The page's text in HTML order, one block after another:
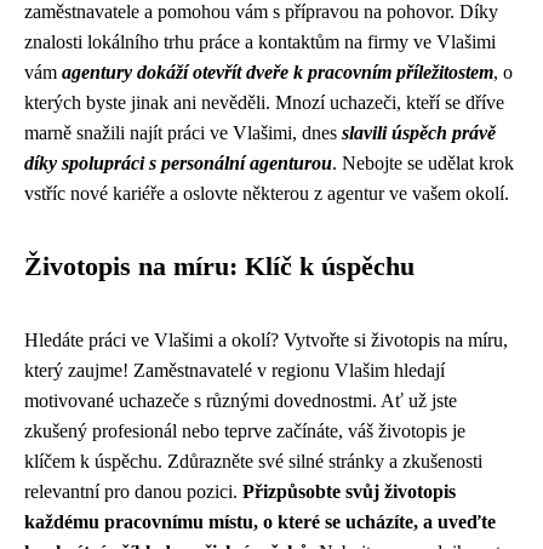
zaměstnavatele a pomohou vám s přípravou na pohovor. Díky
znalosti lokálního trhu práce a kontaktům na firmy ve Vlašimi
vám agentury dokáží otevřít dveře k pracovním příležitostem, o
kterých byste jinak ani nevěděli. Mnozí uchazeči, kteří se dříve
marně snažili najít práci ve Vlašimi, dnes slavili úspěch právě
díky spolupráci s personální agenturou. Nebojte se udělat krok
vstříc nové kariéře a oslovte některou z agentur ve vašem okolí.
Životopis na míru: Klíč k úspěchu
Hledáte práci ve Vlašimi a okolí? Vytvořte si životopis na míru,
který zaujme! Zaměstnavatelé v regionu Vlašim hledají
motivované uchazeče s různými dovednostmi. Ať už jste
zkušený profesionál nebo teprve začínáte, váš životopis je
klíčem k úspěchu. Zdůrazněte své silné stránky a zkušenosti
relevantní pro danou pozici. Přizpůsobte svůj životopis
každému pracovnímu místu, o které se ucházíte, a uveďte